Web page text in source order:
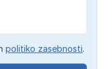
politiko zasebnosti.